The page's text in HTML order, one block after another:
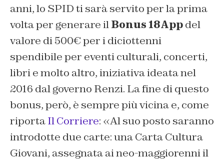
anni, lo SPID ti sarà servito per la prima
volta per generare ilBonus 18Appdel
valore di 500€ per i diciottenni
spendibile per eventi culturali, concerti,
libri e molto altro, iniziativa ideata nel
2016 dal governo Renzi. La fine di questo
bonus, però, è sempre più vicina e, come
riportaIl Corriere: «Al suo posto saranno
introdotte due carte: una Carta Cultura
Giovani, assegnata ai neo-maggiorenni il